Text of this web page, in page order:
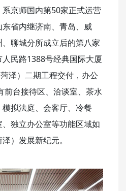
京师国内第50家正式运营
省内继济南、青岛、威
聊城分所成立后的第八家
民路1388号经典国际大厦
泽）二期工程交付，办公
前台接待区、洽谈室、茶水
拟法庭、会客厅、冷餐
独立办公室等功能区域如
）发展新纪元。